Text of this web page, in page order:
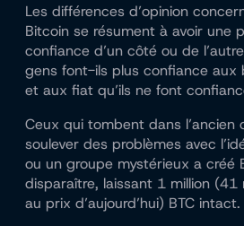
Les différences d’opinion
Bitcoin se résument à avoir une
confiance d’un côté ou de
gens font-ils plus confiance aux
et aux fiat qu’ils ne font
Ceux qui tombent dans l’ancien
soulever des problèmes avec
ou un groupe mystérieux a créé
disparaître, laissant 1 million (41
au prix d’aujourd’hui) BTC intact.